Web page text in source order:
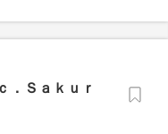
Ｓａｋｕｒ